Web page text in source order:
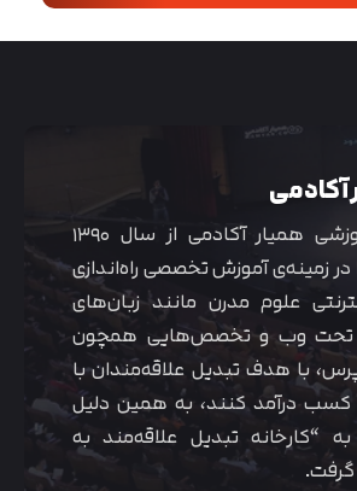
آکادمی
موسسه‌ی آموزشی همیار آکادمی از سال ۱۳۹۰
در زمینه‌ی آموزش تخصصی راه‌اندازی
علوم مدرن مانند زبان‌های
تحت وب و تخصص‌هایی همچون
با هدف تبدیل علاقه‌مندان با
درآمد کنند، به همین دلیل
“کارخانه تبدیل علاقه‌مند به
شدم